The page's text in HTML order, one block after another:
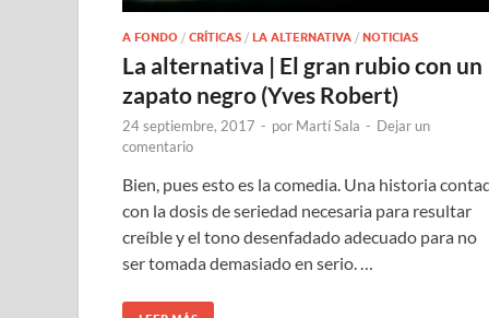
A FONDO / CRÍTICAS / LA ALTERNATIVA / NOTICIAS
La alternativa | El gran rubio con un
zapato negro (Yves Robert)
24 septiembre, 2017 - por Martí Sala - Dejar un
comentario
Bien, pues esto es la comedia. Una historia
con la dosis de seriedad necesaria para resultar
creíble y el tono desenfadado adecuado para no
ser tomada demasiado en serio. …